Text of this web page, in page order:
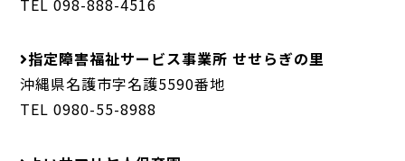
指定障害福祉サービス事業所 せせらぎの里
沖縄県名護市字名護5590番地
TEL 0980-55-8988